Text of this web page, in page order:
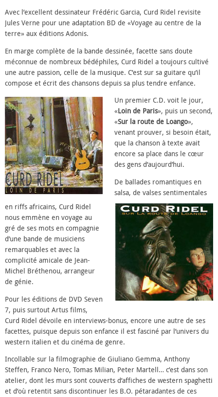
Avec l’excellent dessinateur Frédéric Garcia, Curd Ridel revisite
Jules Verne pour une adaptation BD de «Voyage au centre de la
terre» aux éditions Adonis.
En marge complète de la bande dessinée, facette sans doute
méconnue de nombreux bédéphiles, Curd Ridel a toujours cultivé
une autre passion, celle de la musique. C’est sur sa guitare qu’il
compose et écrit des chansons depuis sa plus tendre enfance.
Un premier C.D. voit le jour,
«Loin de Paris», puis un second,
«Sur la route de Loango»,
venant prouver, si besoin était,
que la chanson à texte avait
encore sa place dans le cœur
des gens d’aujourd’hui.
De ballades romantiques en
salsa, de valses sentimentales
en riffs africains, Curd Ridel
nous emmène en voyage au
gré de ses mots en compagnie
d’une bande de musiciens
remarquables et avec la
complicité amicale de Jean-
Michel Bréthenou, arrangeur
de génie.
Pour les éditions de DVD Seven
7, puis surtout Artus films,
Curd Ridel dévoile en interviews-bonus, encore une autre de ses
facettes, puisque depuis son enfance il est fasciné par l’univers du
western italien et du cinéma de genre.
Incollable sur la filmographie de Giuliano Gemma, Anthony
Steffen, Franco Nero, Tomas Milian, Peter Martell… c’est dans son
atelier, dont les murs sont couverts d’affiches de western spaghetti
et d’où retentit sans discontinuer les B.O. pétaradantes de ces